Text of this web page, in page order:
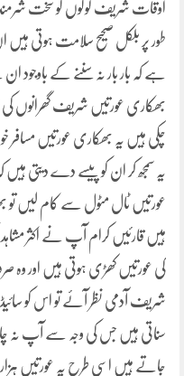
اوقات شریف لوگوں کو سخت شرمندگی
طور پر بلکل صحیح سلامت ہوتی ہیں
ہے کہ بار بار نہ سننے کے باوجود
بھکاری عورتیں شریف گھرانوں
چکی ہیں یہ بھکاری عورتیں مسافر
یہ سمجھ کر ان کو پیسے دے دیتی ہیں
عورتیں ٹال مٹول سے کام لیں تو
ہیں قارئیں کرام آپ نے اکثر
کی عورتیں کھڑی ہوتی ہیں اور وہ
شریف آدمی نظر آئے تو اس کو سائیڈ
سناتی ہیں جس کی وجہ سے آپ نہ
جاتے ہیں اسی طرح یہ عورتیں